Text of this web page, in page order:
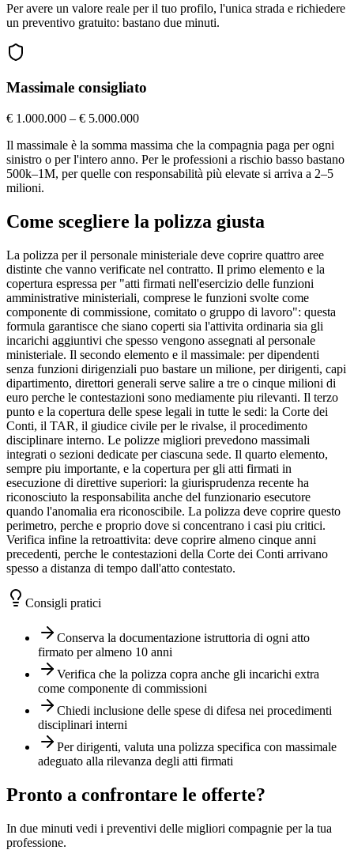
Per avere un valore reale per il tuo profilo, l'unica strada e richiedere
un preventivo gratuito: bastano due minuti.
Massimale consigliato
€ 1.000.000 – € 5.000.000
Il massimale è la somma massima che la compagnia paga per ogni
sinistro o per l'intero anno. Per le professioni a rischio basso bastano
500k–1M, per quelle con responsabilità più elevate si arriva a 2–5
milioni.
Come scegliere la polizza giusta
La polizza per il personale ministeriale deve coprire quattro aree
distinte che vanno verificate nel contratto. Il primo elemento e la
copertura espressa per "atti firmati nell'esercizio delle funzioni
amministrative ministeriali, comprese le funzioni svolte come
componente di commissione, comitato o gruppo di lavoro": questa
formula garantisce che siano coperti sia l'attivita ordinaria sia gli
incarichi aggiuntivi che spesso vengono assegnati al personale
ministeriale. Il secondo elemento e il massimale: per dipendenti
senza funzioni dirigenziali puo bastare un milione, per dirigenti, capi
dipartimento, direttori generali serve salire a tre o cinque milioni di
euro perche le contestazioni sono mediamente piu rilevanti. Il terzo
punto e la copertura delle spese legali in tutte le sedi: la Corte dei
Conti, il TAR, il giudice civile per le rivalse, il procedimento
disciplinare interno. Le polizze migliori prevedono massimali
integrati o sezioni dedicate per ciascuna sede. Il quarto elemento,
sempre piu importante, e la copertura per gli atti firmati in
esecuzione di direttive superiori: la giurisprudenza recente ha
riconosciuto la responsabilita anche del funzionario esecutore
quando l'anomalia era riconoscibile. La polizza deve coprire questo
perimetro, perche e proprio dove si concentrano i casi piu critici.
Verifica infine la retroattivita: deve coprire almeno cinque anni
precedenti, perche le contestazioni della Corte dei Conti arrivano
spesso a distanza di tempo dall'atto contestato.
Consigli pratici
Conserva la documentazione istruttoria di ogni atto
firmato per almeno 10 anni
Verifica che la polizza copra anche gli incarichi extra
come componente di commissioni
Chiedi inclusione delle spese di difesa nei procedimenti
disciplinari interni
Per dirigenti, valuta una polizza specifica con massimale
adeguato alla rilevanza degli atti firmati
Pronto a confrontare le offerte?
In due minuti vedi i preventivi delle migliori compagnie per la tua
professione.